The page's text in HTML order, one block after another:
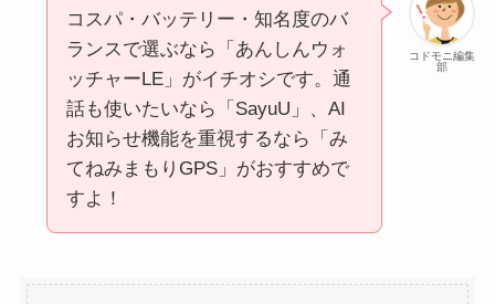
コドモニ編集
部
コスパ・バッテリー・知名度のバ
ランスで選ぶなら「あんしんウォ
ッチャーLE」がイチオシです。通
話も使いたいなら「SayuU」、AI
お知らせ機能を重視するなら「み
てねみまもりGPS」がおすすめで
すよ！